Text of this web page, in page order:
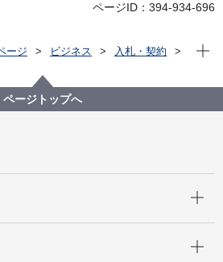
ページID：394-934-696
ージ ビジネス
入札・契約
戦略局
】【公募型プロポーザル】横浜市居住
ト構成案作成業務委託
現在
ページトップへ